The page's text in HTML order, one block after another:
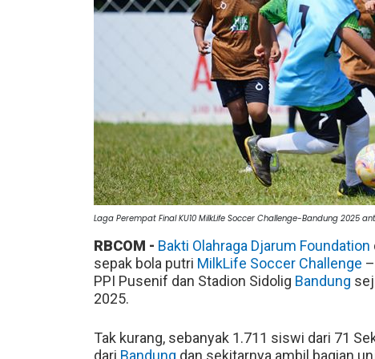
Laga Perempat Final KU10 MilkLife Soccer Challenge-Bandung 2025
RBCOM - Bakti Olahraga Djarum Foundation
sepak bola putri MilkLife Soccer Challenge –
PPI Pusenif dan Stadion Sidolig Bandung
2025.
Tak kurang, sebanyak 1.711 siswi dari 71
dari Bandung dan sekitarnya ambil bagian